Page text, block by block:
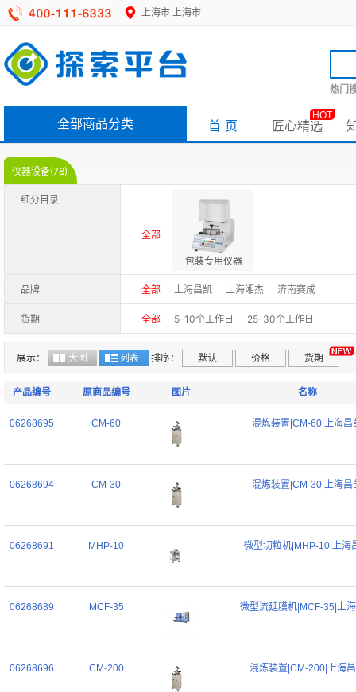
上海市 上海市
热门
全部商品分类 首 页 匠心精选
HOT
仪器设备(78)
细分目录
全部
包装专用仪器
品牌 全部 上海昌凯 上海湘杰 济南赛成
货期 全部 5-10个工作日 25-30个工作日
展示： 大图 列表 排序： 默认 价格 货期
产品编号 原商品编号 图片 名称
06268695 CM-60 混炼装置|CM-60|上海昌
06268694 CM-30 混炼装置|CM-30|上海昌
06268691 MHP-10 微型切粒机|MHP-10|上海
06268689 MCF-35 微型流延膜机|MCF-35|上
06268696 CM-200 混炼装置|CM-200|上海